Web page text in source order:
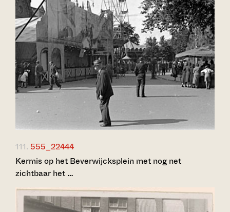
111. 555_22444
Kermis op het Beverwijcksplein met nog net
zichtbaar het …